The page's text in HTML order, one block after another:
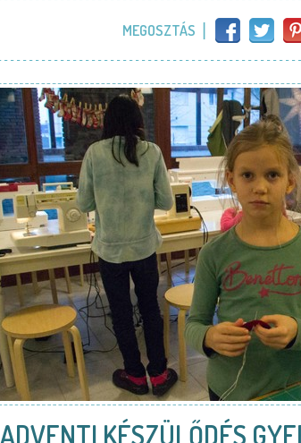
MEGOSZTÁS
ADVENTI KÉSZÜLŐDÉS